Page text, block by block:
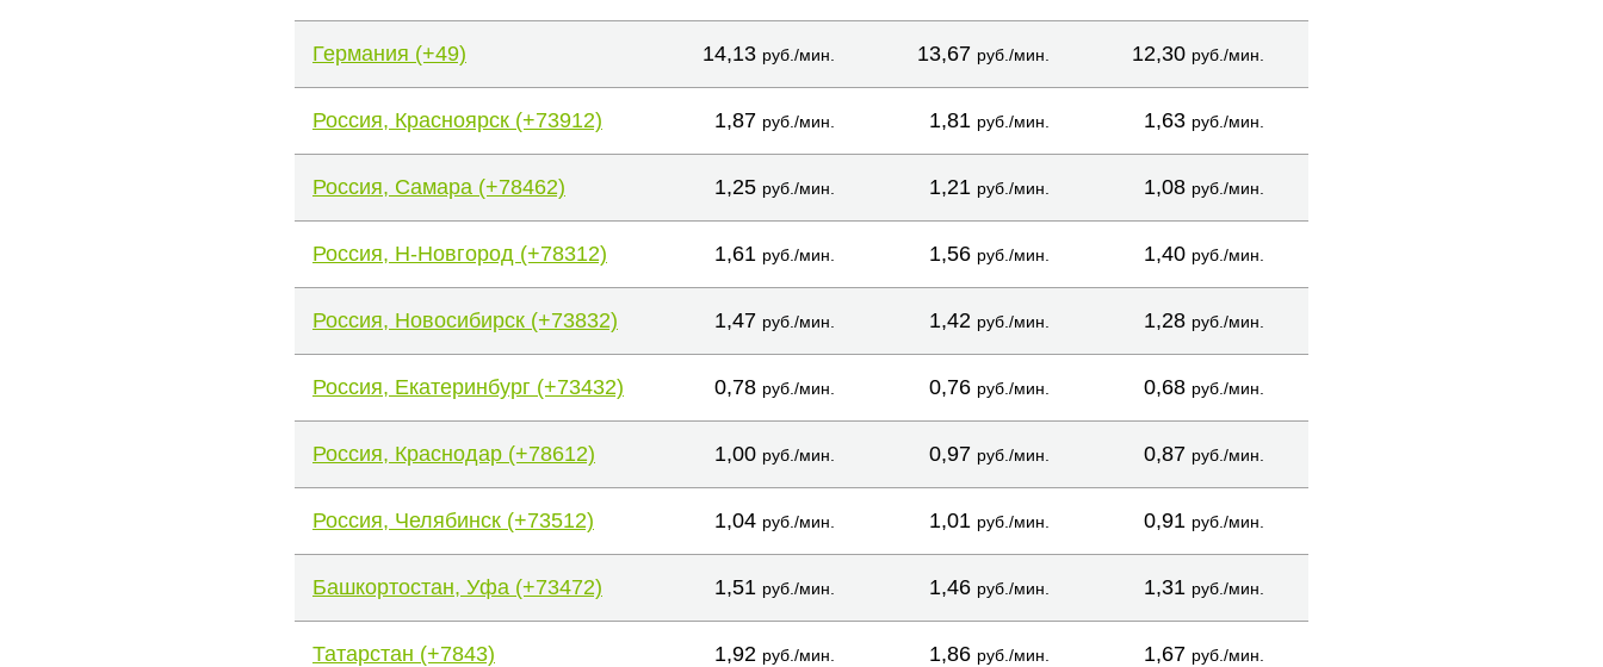
Германия (+49) 14,13 руб./мин. 13,67 руб./мин. 12,30 руб./мин.
Россия, Красноярск (+73912) 1,87 руб./мин. 1,81 руб./мин. 1,63 руб./мин.
Россия, Самара (+78462) 1,25 руб./мин. 1,21 руб./мин. 1,08 руб./мин.
Россия, Н-Новгород (+78312) 1,61 руб./мин. 1,56 руб./мин. 1,40 руб./мин.
Россия, Новосибирск (+73832) 1,47 руб./мин. 1,42 руб./мин. 1,28 руб./мин.
Россия, Екатеринбург (+73432) 0,78 руб./мин. 0,76 руб./мин. 0,68 руб./мин.
Россия, Краснодар (+78612) 1,00 руб./мин. 0,97 руб./мин. 0,87 руб./мин.
Россия, Челябинск (+73512) 1,04 руб./мин. 1,01 руб./мин. 0,91 руб./мин.
Башкортостан, Уфа (+73472) 1,51 руб./мин. 1,46 руб./мин. 1,31 руб./мин.
Татарстан (+7843) 1,92 руб./мин. 1,86 руб./мин. 1,67 руб./мин.